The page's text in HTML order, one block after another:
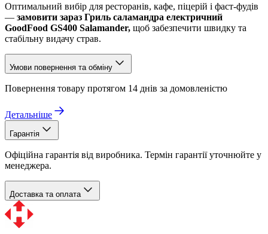
Оптимальний вибір для ресторанів, кафе, піцерій і фаст-фудів
— замовити зараз Гриль саламандра електричний
GoodFood GS400 Salamander, щоб забезпечити швидку та
стабільну видачу страв.
Умови повернення та обміну
Повернення товару протягом 14 днів за домовленістю
Детальніше
Гарантія
Офіційна гарантія від виробника. Термін гарантії уточнюйте у
менеджера.
Доставка та оплата